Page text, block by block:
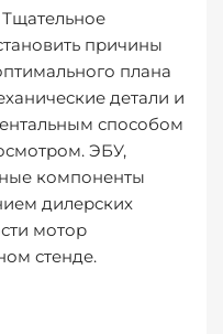
причины
плана
детали и
способом
ЭБУ,
компоненты
дилерских
мотор
стенде.